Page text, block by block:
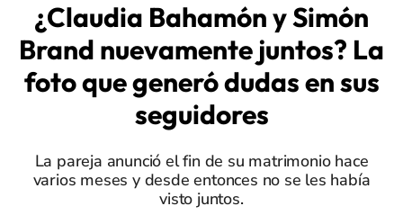
¿Claudia Bahamón y Simón
Brand nuevamente juntos? La
foto que generó dudas en sus
seguidores
La pareja anunció el fin de su matrimonio hace
varios meses y desde entonces no se les había
visto juntos.